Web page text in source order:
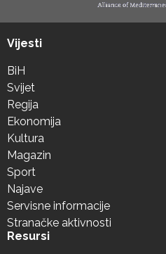
Vijesti
BiH
Svijet
Regija
Ekonomija
Kultura
Magazin
Sport
Najave
Servisne informacije
Stranačke aktivnosti
Resursi